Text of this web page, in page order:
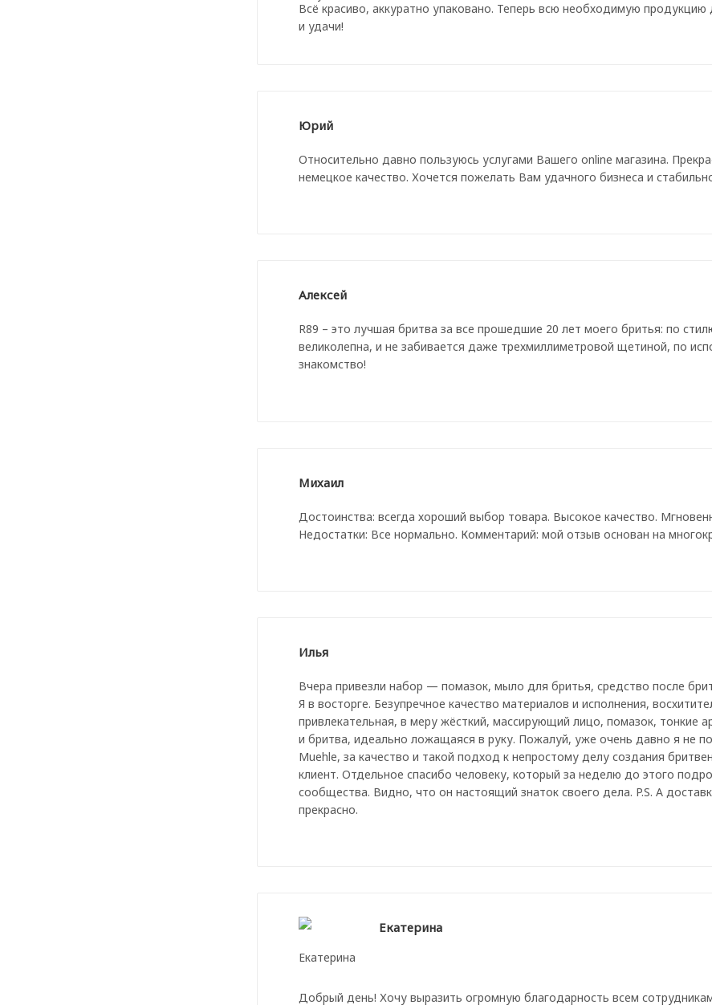
Всё красиво, аккуратно упаковано. Теперь всю необходимую
и удачи!
Юрий
Относительно давно пользуюсь услугами Вашего online магазина.
немецкое качество. Хочется пожелать Вам удачного бизнеса и
Алексей
R89 – это лучшая бритва за все прошедшие 20 лет моего бритья: по
великолепна, и не забивается даже трехмиллиметровой щетиной, по
знакомство!
Михаил
Достоинства: всегда хороший выбор товара. Высокое качество.
Недостатки: Все нормально. Комментарий: мой отзыв основан на
Илья
Вчера привезли набор — помазок, мыло для бритья, средство после
Я в восторге. Безупречное качество материалов и исполнения,
привлекательная, в меру жёсткий, массирующий лицо, помазок, тонкие
и бритва, идеально ложащаяся в руку. Пожалуй, уже очень давно я не
Muehle, за качество и такой подход к непростому делу создания
клиент. Отдельное спасибо человеку, который за неделю до этого
сообщества. Видно, что он настоящий знаток своего дела. P.S. А
прекрасно.
Екатерина
Добрый день! Хочу выразить огромную благодарность всем